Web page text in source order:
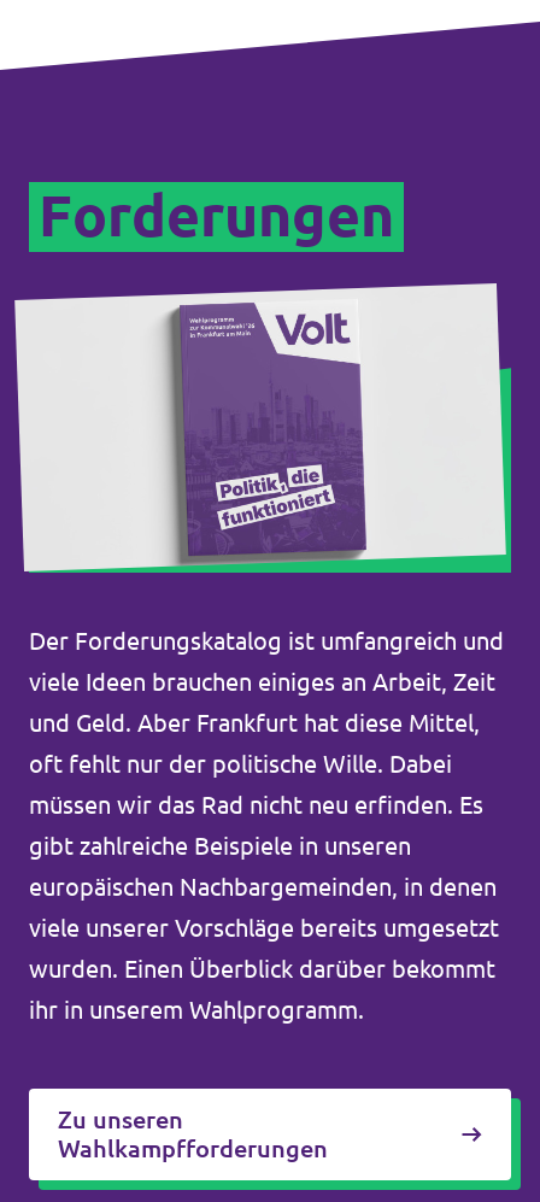
Forderungen
Der Forderungskatalog ist umfangreich und
viele Ideen brauchen einiges an Arbeit, Zeit
und Geld. Aber Frankfurt hat diese Mittel,
oft fehlt nur der politische Wille. Dabei
müssen wir das Rad nicht neu erfinden. Es
gibt zahlreiche Beispiele in unseren
europäischen Nachbargemeinden, in denen
viele unserer Vorschläge bereits umgesetzt
wurden. Einen Überblick darüber bekommt
ihr in unserem Wahlprogramm.
Zu unseren
Wahlkampfforderungen